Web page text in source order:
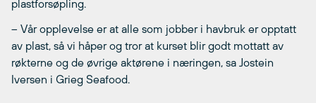
plastforsøpling.
– Vår opplevelse er at alle som jobber i havbruk er opptatt
av plast, så vi håper og tror at kurset blir godt mottatt av
røkterne og de øvrige aktørene i næringen, sa Jostein
Iversen i Grieg Seafood.